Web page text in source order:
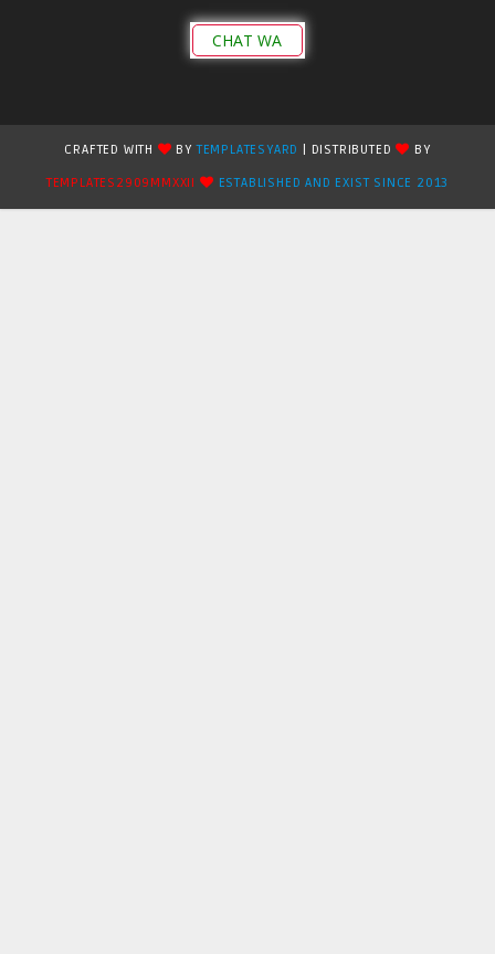
CHAT WA
CRAFTED WITH BYTEMPLATESYARD | DISTRIBUTED
BY
TEMPLATES2909MMXXII
ESTABLISHED AND EXIST SINCE 2013